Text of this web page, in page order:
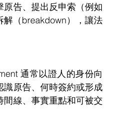
告、提出反申索（例如
解（breakdown），讓法
通常以證人的身份向
原告、何時簽約或形成
線、事實重點和可被交